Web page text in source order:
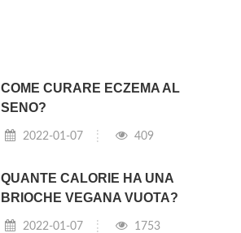
COME CURARE ECZEMA AL
SENO?
2022-01-07 409
QUANTE CALORIE HA UNA
BRIOCHE VEGANA VUOTA?
2022-01-07 1753